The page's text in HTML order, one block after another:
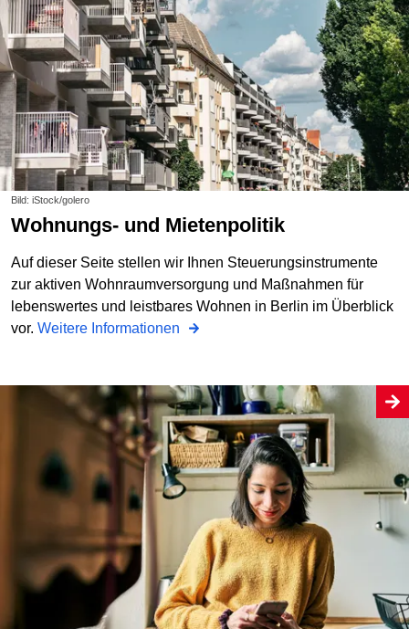
Bild: iStock/golero
Wohnungs- und Mietenpolitik
Auf dieser Seite stellen wir Ihnen Steuerungsinstrumente
zur aktiven Wohnraumversorgung und Maßnahmen für
lebenswertes und leistbares Wohnen in Berlin im Überblick
vor. Weitere Informationen